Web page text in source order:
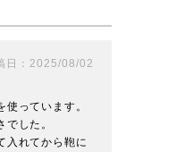
日
2025/08/02
っています。
した。
入れてから鞄に